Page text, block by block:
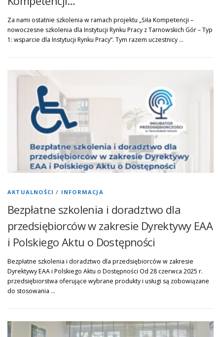
Za nami ostatnie szkolenia w ramach projektu „Siła Kompetencji –
nowoczesne szkolenia dla Instytucji Rynku Pracy z Tarnowskich Gór – Typ
1: wsparcie dla Instytucji Rynku Pracy”. Tym razem uczestnicy …
AKTUALNOŚCI / INFORMACJA
Bezpłatne szkolenia i doradztwo dla
przedsiębiorców w zakresie Dyrektywy EAA
i Polskiego Aktu o Dostępności
Bezpłatne szkolenia i doradztwo dla przedsiębiorców w zakresie
Dyrektywy EAA i Polskiego Aktu o Dostępności Od 28 czerwca 2025 r.
przedsiębiorstwa oferujące wybrane produkty i usługi są zobowiązane
do stosowania …